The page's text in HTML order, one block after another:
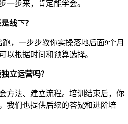
一步来，肯定能学会。
线下？
，一步步教你实操落地后面9个月
以根据时间和预算选择。
立运营吗？
方法、建立流程。培训结束后，你
我们也提供后续的答疑和进阶培